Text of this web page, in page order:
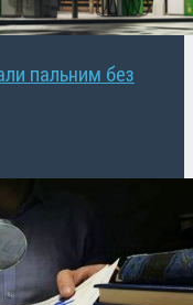
пальним без